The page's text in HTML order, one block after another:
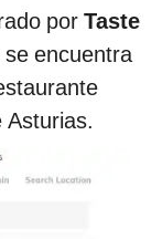
por Taste
se encuentra
Asturias.